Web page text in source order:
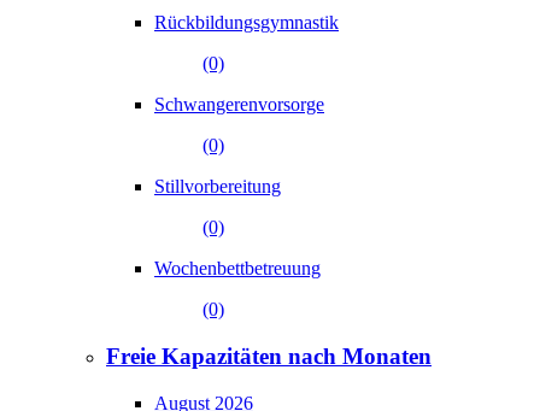
Rückbildungsgymnastik
(0)
Schwangerenvorsorge
(0)
Stillvorbereitung
(0)
Wochenbettbetreuung
(0)
Freie Kapazitäten nach Monaten
August 2026